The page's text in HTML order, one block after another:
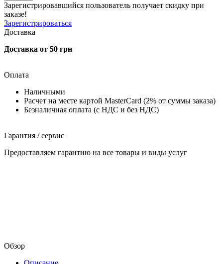
Зарегистрировавшийся пользователь получает скидку при
заказе!
Зарегистрироваться
Доставка
Доставка от 50 грн
Оплата
Наличными
Расчет на месте картой MasterCard (2% от суммы заказа)
Безналичная оплата (с НДС и без НДС)
Гарантия / сервис
Предоставляем гарантию на все товары и виды услуг
Обзор